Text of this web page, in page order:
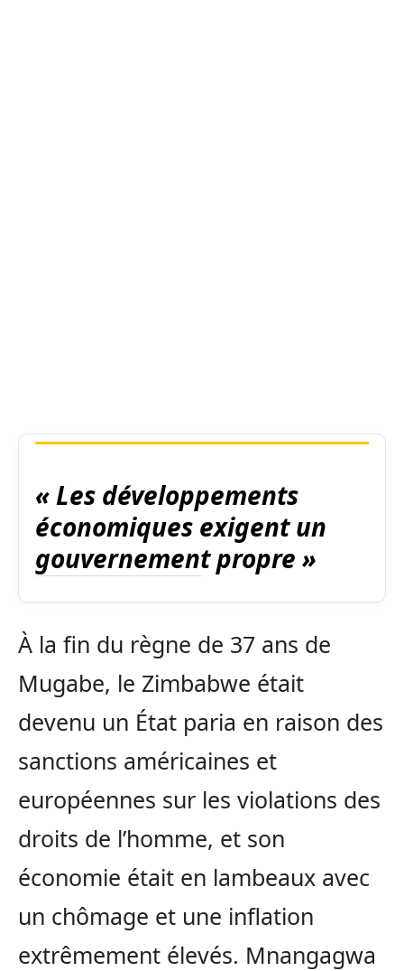
« Les développements
économiques exigent un
gouvernement propre »
À la fin du règne de 37 ans de
Mugabe, le Zimbabwe était
devenu un État paria en raison des
sanctions américaines et
européennes sur les violations des
droits de l’homme, et son
économie était en lambeaux avec
un chômage et une inflation
extrêmement élevés. Mnangagwa